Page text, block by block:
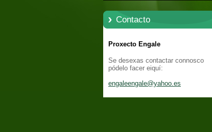
Contacto
Proxecto Engale
Se desexas contactar connosco
pódelo facer eiquí:
engaleengale@yahoo.es